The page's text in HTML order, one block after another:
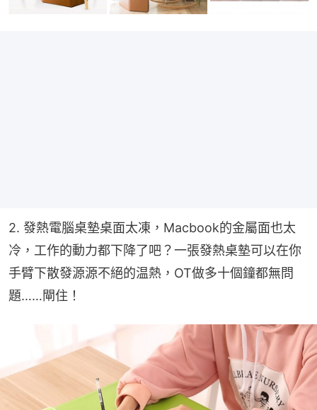
2. 發熱電腦桌墊桌面太凍，Macbook的金屬面也太
冷，工作的動力都下降了吧？一張發熱桌墊可以在你
手臂下散發源源不絕的温熱，OT做多十個鐘都無問
題……閘住！